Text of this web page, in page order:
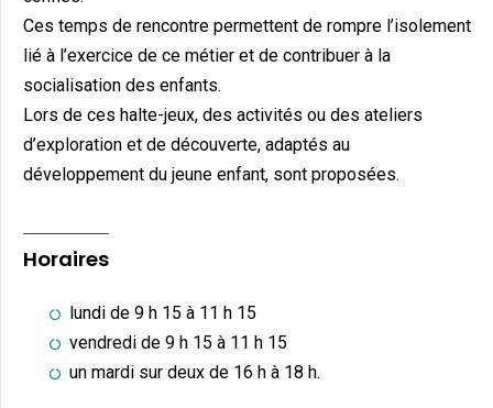
Ces temps de rencontre permettent de rompre l’isolement
lié à l’exercice de ce métier et de contribuer à la
socialisation des enfants.
Lors de ces halte-jeux, des activités ou des ateliers
d’exploration et de découverte, adaptés au
développement du jeune enfant, sont proposées.
Horaires
lundi de 9 h 15 à 11 h 15
vendredi de 9 h 15 à 11 h 15
un mardi sur deux de 16 h à 18 h.